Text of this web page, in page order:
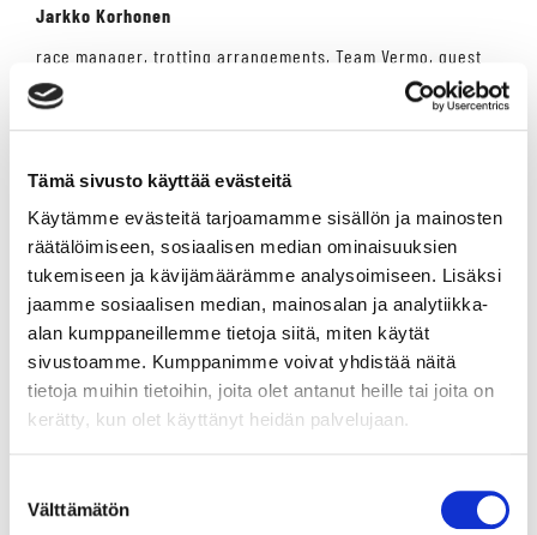
Tämä sivusto käyttää evästeitä
Käytämme evästeitä tarjoamamme sisällön ja mainosten
räätälöimiseen, sosiaalisen median ominaisuuksien
tukemiseen ja kävijämäärämme analysoimiseen. Lisäksi
jaamme sosiaalisen median, mainosalan ja analytiikka-
alan kumppaneillemme tietoja siitä, miten käytät
sivustoamme. Kumppanimme voivat yhdistää näitä
tietoja muihin tietoihin, joita olet antanut heille tai joita on
kerätty, kun olet käyttänyt heidän palvelujaan.
valinta
Välttämätön
Jarkko Korhonen
race manager, trotting arrangements, Team Vermo, guest
stable and canopy places
SALES AND MARKETING
Sari Heino
Sales service, marketing and event coordinator
tel. +358 40 487 1791
RESTAURANTS & EVENTS
Senja Laakkonen
senja.laakkonen@vermo.fi